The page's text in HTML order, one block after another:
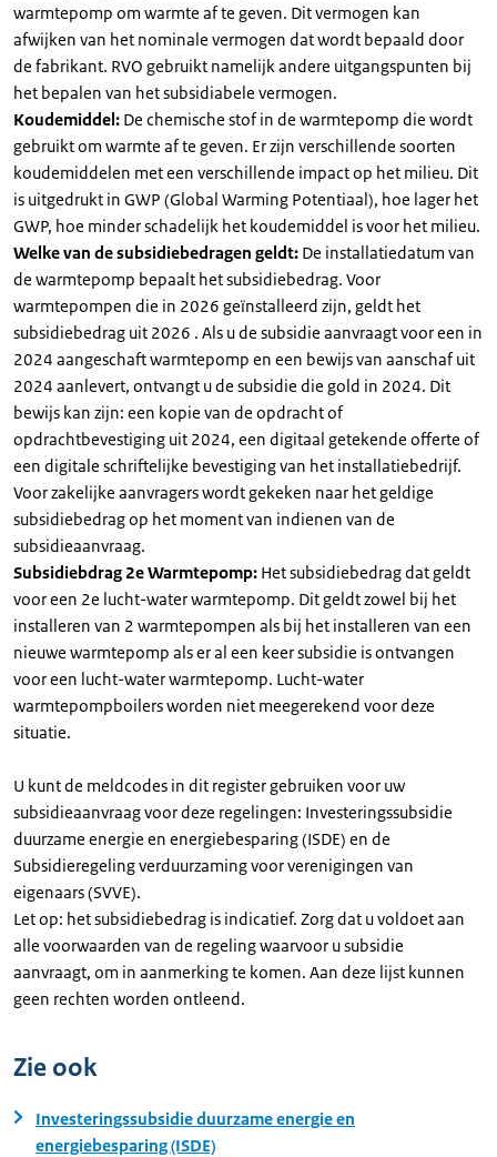
warmtepomp om warmte af te geven. Dit vermogen kan
afwijken van het nominale vermogen dat wordt bepaald door
de fabrikant. RVO gebruikt namelijk andere uitgangspunten bij
het bepalen van het subsidiabele vermogen.
Koudemiddel: De chemische stof in de warmtepomp die wordt
gebruikt om warmte af te geven. Er zijn verschillende soorten
koudemiddelen met een verschillende impact op het milieu. Dit
is uitgedrukt in GWP (Global Warming Potentiaal), hoe lager het
GWP, hoe minder schadelijk het koudemiddel is voor het milieu.
Welke van de subsidiebedragen geldt: De installatiedatum van
de warmtepomp bepaalt het subsidiebedrag. Voor
warmtepompen die in 2026 geïnstalleerd zijn, geldt het
subsidiebedrag uit 2026 . Als u de subsidie aanvraagt voor een in
2024 aangeschaft warmtepomp en een bewijs van aanschaf uit
2024 aanlevert, ontvangt u de subsidie die gold in 2024. Dit
bewijs kan zijn: een kopie van de opdracht of
opdrachtbevestiging uit 2024, een digitaal getekende offerte of
een digitale schriftelijke bevestiging van het installatiebedrijf.
Voor zakelijke aanvragers wordt gekeken naar het geldige
subsidiebedrag op het moment van indienen van de
subsidieaanvraag.
Subsidiebdrag 2e Warmtepomp: Het subsidiebedrag dat geldt
voor een 2e lucht-water warmtepomp. Dit geldt zowel bij het
installeren van 2 warmtepompen als bij het installeren van een
nieuwe warmtepomp als er al een keer subsidie is ontvangen
voor een lucht-water warmtepomp. Lucht-water
warmtepompboilers worden niet meegerekend voor deze
situatie.
U kunt de meldcodes in dit register gebruiken voor uw
subsidieaanvraag voor deze regelingen: Investeringssubsidie
duurzame energie en energiebesparing (ISDE) en de
Subsidieregeling verduurzaming voor verenigingen van
eigenaars (SVVE).
Let op: het subsidiebedrag is indicatief. Zorg dat u voldoet aan
alle voorwaarden van de regeling waarvoor u subsidie
aanvraagt, om in aanmerking te komen. Aan deze lijst kunnen
geen rechten worden ontleend.
Zie ook
Investeringssubsidie duurzame energie en
energiebesparing (ISDE)